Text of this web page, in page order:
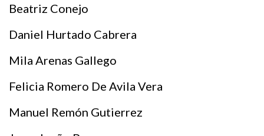
Beatriz Conejo
Daniel Hurtado Cabrera
Mila Arenas Gallego
Felicia Romero De Avila Vera
Manuel Remón Gutierrez